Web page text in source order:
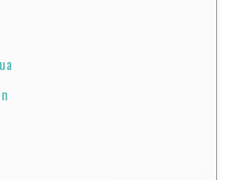
de Palestina histórica